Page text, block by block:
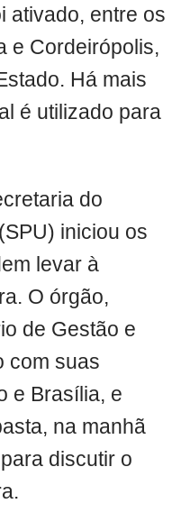
ativado, entre os
e Cordeirópolis,
Há mais
é utilizado para
do
iniciou os
levar à
O órgão,
de Gestão e
com suas
e Brasília, e
na manhã
discutir o